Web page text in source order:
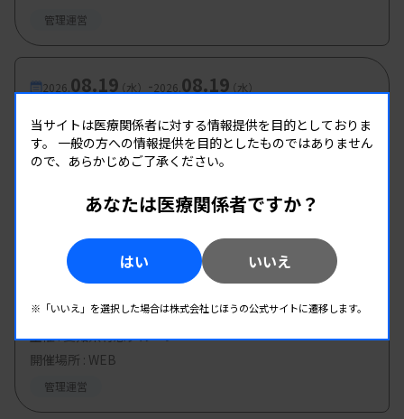
管理運営
2026. 08.19（水） -2026. 08.19（水）
第2回 県南地区研修会
主催 :熊本県臨床検査技師会
開催場所 : WEB
2026.08.20 （木） 08.20 （木）
第8回臨床検査技師のための キャリア形成 セミ
ナー
主催 :愛知県有志グループ
開催場所 : WEB
管理運営
当サイトは医療関係者に対する情報提供を目的としておりま
す。 一般の方への情報提供を目的としたものではありません
ので、あらかじめご了承ください。
あなたは医療関係者ですか？
はい いいえ
※「いいえ」を選択した場合は株式会社じほうの公式サイトに遷移します。